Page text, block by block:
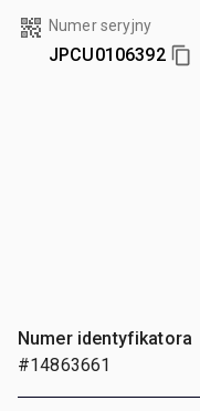
Numer seryjny
JPCU0106392
Numer identyfikatora
#14863661